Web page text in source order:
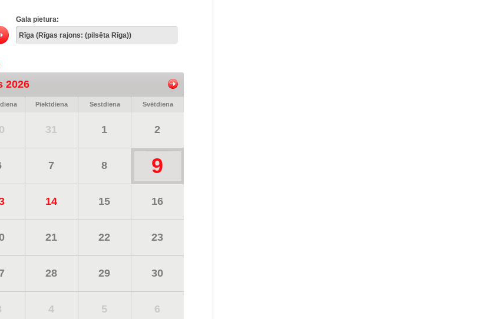
Gala pietura:
2026
Piektdiena Sestdiena Svētdiena
31 1 2
7 8 9
14 15 16
21 22 23
28 29 30
4 5 6